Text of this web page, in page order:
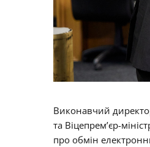
Виконавчий
та Віцепрем’єр-
про обмін